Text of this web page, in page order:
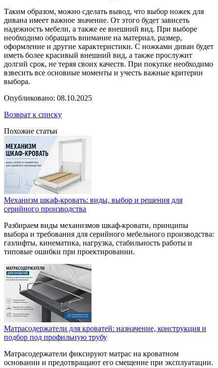
Таким образом, можно сделать вывод, что выбор ножек для
дивана имеет важное значение. От этого будет зависеть
надежность мебели, а также ее внешний вид. При выборе
необходимо обращать внимание на материал, размер,
оформление и другие характеристики. С ножками диван будет
иметь более красивый внешний вид, а также прослужит
долгий срок, не теряя своих качеств. При покупке необходимо
взвесить все основные моменты и учесть важные критерии
выбора.
Опубликовано: 08.10.2025
Возврат к списку
Похожие статьи
Механизм шкаф-кровать: виды, выбор и решения для
серийного производства
Разбираем виды механизмов шкаф-кровати, принципы
выбора и требования для серийного мебельного производства:
газлифты, кинематика, нагрузка, стабильность работы и
типовые ошибки при проектировании.
Матрасодержатели для кроватей: назначение, конструкция и
подбор под профильную трубу
Матрасодержатели фиксируют матрас на кроватном
основании и предотвращают его смещение при эксплуатации.